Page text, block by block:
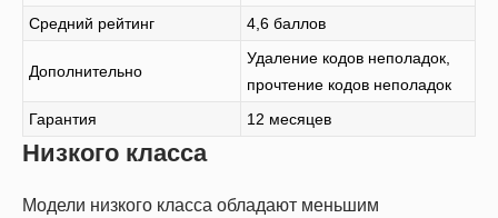
Средний рейтинг
4,6 баллов
Дополнительно
Удаление кодов неполадок,
прочтение кодов неполадок
Гарантия
12 месяцев
Низкого класса
Модели низкого класса обладают меньшим